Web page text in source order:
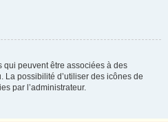
qui peuvent être associées à des
La possibilité d’utiliser des icônes de
par l’administrateur.